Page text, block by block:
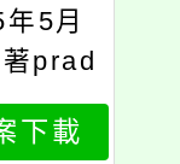
5月
著prad
魔2」
研習活
下載